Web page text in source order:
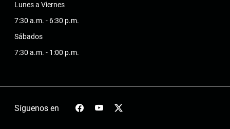
Lunes a Viernes
7:30 a.m. - 6:30 p.m.
Sábados
7:30 a.m. - 1:00 p.m.
Síguenos en